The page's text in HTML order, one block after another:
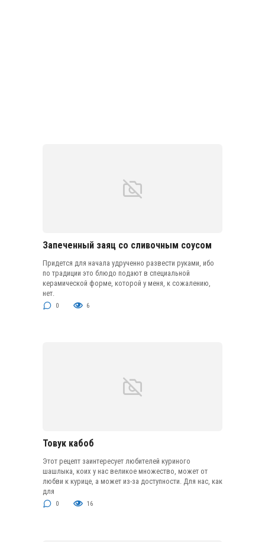
Запеченный заяц со сливочным соусом
Придется для начала удрученно развести руками, ибо
по традиции это блюдо подают в специальной
керамической форме, которой у меня, к сожалению,
нет.
0 6
Товук кабоб
Этот рецепт заинтересует любителей куриного
шашлыка, коих у нас великое множество, может от
любви к курице, а может из-за доступности. Для нас, как
для
0 16